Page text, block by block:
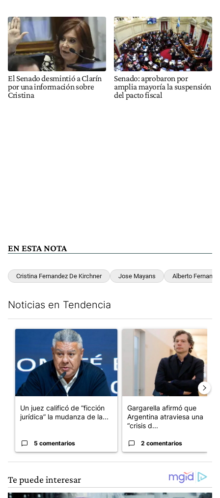
El Senado desmintió a Clarín
por una información sobre
Cristina
Senado: aprobaron por
amplia mayoría la suspensión
del pacto fiscal
EN ESTA NOTA
Cristina Fernandez De Kirchner Jose Mayans Alberto
Noticias en Tendencia
Un artículo de tendencia con el título "Un juez calificó de
Un juez calificó de “ficción
jurídica” la mudanza de la...
5 comentarios
Un artículo de tendencia
Gargarella afirmó que
Argentina atraviesa una
“crisis d...
2 comentarios